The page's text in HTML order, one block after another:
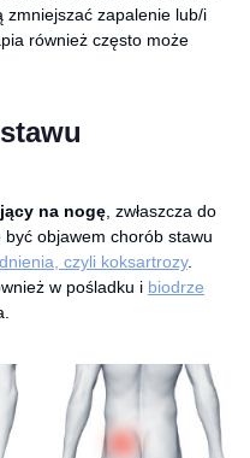
zmniejszać zapalenie lub/i
również często może
na nogę , zwłaszcza do
objawem chorób stawu
czyli koksartrozy.
w pośladku i biodrze